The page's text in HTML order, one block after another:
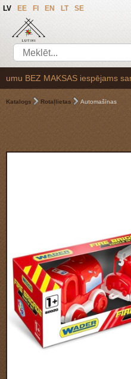
LV EE FI EN LT SE
BEZ MAKSAS iespējams
Katalogs Rotaļlietas Automašīnas